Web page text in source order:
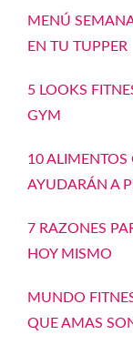
MENÚ
EN TU TUPPER
5 LOOKS
GYM
10 ALIMENTOS
AYUDARÁN A
7 RAZONES
HOY MISMO
MUNDO
QUE AMAS